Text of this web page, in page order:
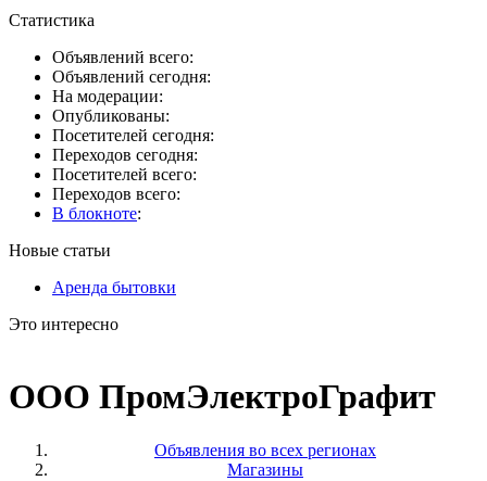
Статистика
Объявлений всего:
Объявлений сегодня:
На модерации:
Опубликованы:
Посетителей сегодня:
Переходов сегодня:
Посетителей всего:
Переходов всего:
В блокноте:
Новые статьи
Аренда бытовки
Это интересно
ООО ПромЭлектроГрафит
Объявления во всех регионах
Магазины